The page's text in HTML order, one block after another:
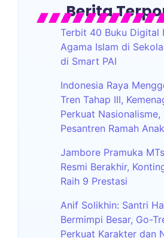
Berita
Terbit 40 Buku Digital
Agama Islam di
di Smart PAI
Indonesia Raya
Tren Tahap III,
Perkuat Nasionalisme,
Pesantren Ramah Anak
Jambore Pramuka
Resmi Berakhir,
Raih 9 Prestasi
Anif Solikhin: Santri
Bermimpi Besar, Go-
Perkuat Karakter dan